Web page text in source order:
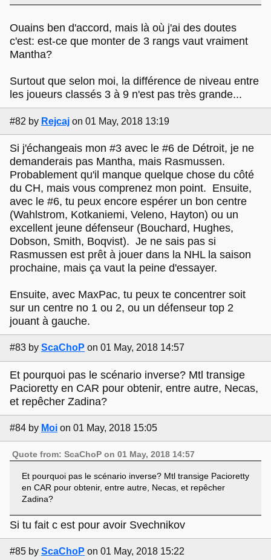
Ouains ben d'accord, mais là où j'ai des doutes
c'est: est-ce que monter de 3 rangs vaut vraiment
Mantha?
Surtout que selon moi, la différence de niveau entre
les joueurs classés 3 à 9 n'est pas très grande...
#82 by Rejcaj on 01 May, 2018 13:19
Si j'échangeais mon #3 avec le #6 de Détroit, je ne
demanderais pas Mantha, mais Rasmussen.
Probablement qu'il manque quelque chose du côté
du CH, mais vous comprenez mon point. Ensuite,
avec le #6, tu peux encore espérer un bon centre
(Wahlstrom, Kotkaniemi, Veleno, Hayton) ou un
excellent jeune défenseur (Bouchard, Hughes,
Dobson, Smith, Boqvist). Je ne sais pas si
Rasmussen est prêt à jouer dans la NHL la saison
prochaine, mais ça vaut la peine d'essayer.
Ensuite, avec MaxPac, tu peux te concentrer soit
sur un centre no 1 ou 2, ou un défenseur top 2
jouant à gauche.
#83 by ScaChoP on 01 May, 2018 14:57
Et pourquoi pas le scénario inverse? Mtl transige
Pacioretty en CAR pour obtenir, entre autre, Necas,
et repêcher Zadina?
#84 by Moi on 01 May, 2018 15:05
Quote from: ScaChoP on 01 May, 2018 14:57
Et pourquoi pas le scénario inverse? Mtl transige Pacioretty
en CAR pour obtenir, entre autre, Necas, et repêcher
Zadina?
Si tu fait c est pour avoir Svechnikov
#85 by ScaChoP on 01 May, 2018 15:22